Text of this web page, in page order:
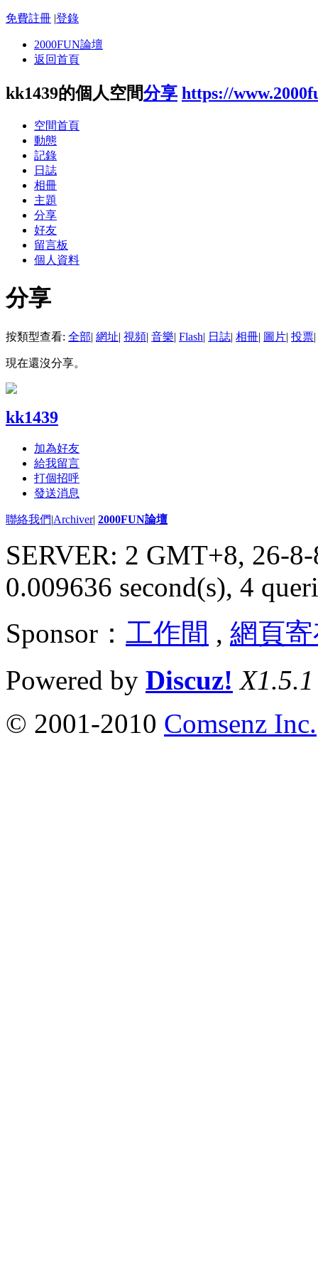
免費註冊 |登錄
2000FUN論壇
返回首頁
kk1439的個人空間分享 https://
空間首頁
動態
記錄
日誌
相冊
主題
分享
好友
留言板
個人資料
分享
按類型查看: 全部| 網址| 視頻| 音樂| Flash| 日誌| 相冊| 圖片| 投票|
現在還沒分享。
kk1439
加為好友
給我留言
打個招呼
發送消息
聯絡我們|Archiver| 2000FUN論壇
SERVER: 2 GMT+8, 26-
0.009636 second(s), 4
Sponsor： 工作間 , 網頁
Powered by Discuz! X1.5.1
© 2001-2010 Comsenz Inc.